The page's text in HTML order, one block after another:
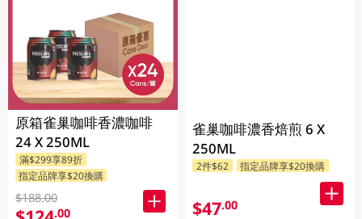
原箱雀巢咖啡香濃咖啡
24 X 250ML
滿$299享89折
指定品牌享$20換購
$188.00
.00
雀巢咖啡濃香焙煎 6 X
250ML
2件$62 指定品牌享$20換購
$47.00